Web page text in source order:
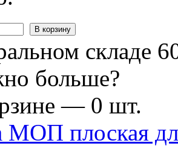
В корзину
складе
больше?
— 0 шт.